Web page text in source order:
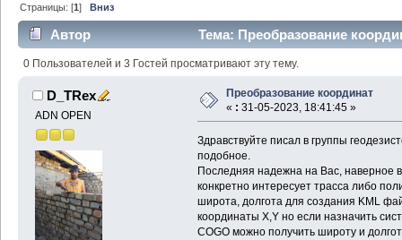
Страницы: [1]Вниз
Автор Тема: Преобразование
0 Пользователей и 3 Гостей просматривают эту тему.
D_TRex
ADN OPEN
Преобразование координат
« : 31-05-2023, 18:41:45 »
Здравствуйте писал в группы
подобное.
Последняя надежна на Вас, наверное
конкретно интересует трасса либо
широта, долгота для создания KML
координаты X,Y но если назначить
COGO можно получить широту и